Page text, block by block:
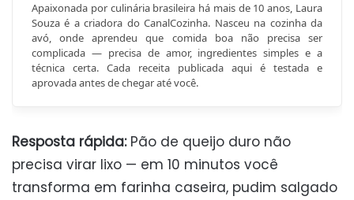
Apaixonada por culinária brasileira há mais de 10 anos, Laura
Souza é a criadora do CanalCozinha. Nasceu na cozinha da
avó, onde aprendeu que comida boa não precisa ser
complicada — precisa de amor, ingredientes simples e a
técnica certa. Cada receita publicada aqui é testada e
aprovada antes de chegar até você.
Resposta rápida:Pão de queijo duro não
precisa virar lixo — em 10 minutos você
transforma em farinha caseira, pudim salgado